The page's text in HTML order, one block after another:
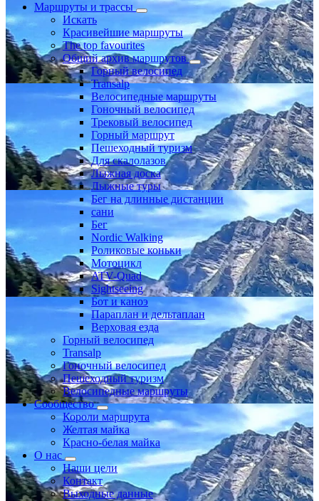
Маршруты и трассы
Искать
Красивейшие маршруты
The top favourites
Общий архив маршрутов
Горный велосипед
Transalp
Велосипедные маршруты
Гоночный велосипед
Трековый велосипед
Горный маршрут
Пешеходный туризм
Для скалолазов
Лыжная доска
Лыжные туры
Бег на длинные дистанции
сани
Бег
Nordic Walking
Роликовые коньки
Мотоцикл
ATV-Quad
Sightseeing
Бот и каноэ
Параплан и дельтаплан
Верховая езда
Горный велосипед
Transalp
Гоночный велосипед
Пешеходный туризм
Велосипедные маршруты
Сообщество
Короли маршрута
Желтая майка
Красно-белая майка
О нас
Наши цели
Контакт
Выходные данные